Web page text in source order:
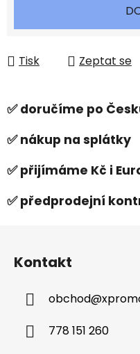
Tisk Zeptat se
✅ doručíme po
✅ nákup na splátky
✅ přijímáme Kč i
✅ předprodejní
Kontakt
obchod@
778 151 260